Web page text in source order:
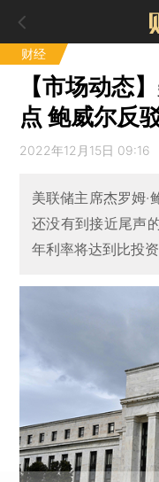
财经
【市场动态
点 鲍威尔反
2022年12月15日 09:16
美联储主席杰罗姆·
还没有到接近尾声
年利率将达到比投